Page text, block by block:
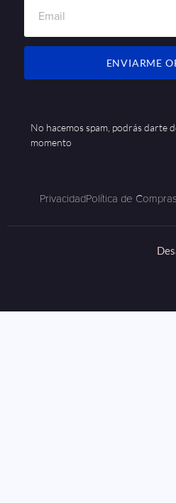
ENVIARME
No hacemos spam, podrás darte
momento
PrivacidadPolítica de Compras